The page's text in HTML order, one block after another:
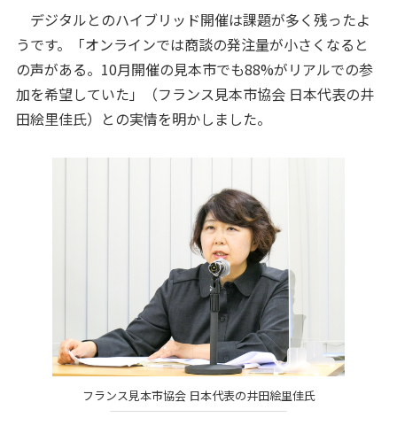
デジタルとのハイブリッド開催は課題が多く残ったよ
うです。「オンラインでは商談の発注量が小さくなると
の声がある。10月開催の見本市でも88%がリアルでの参
加を希望していた」（フランス見本市協会 日本代表の井
田絵里佳氏）との実情を明かしました。
フランス見本市協会 日本代表の井田絵里佳氏